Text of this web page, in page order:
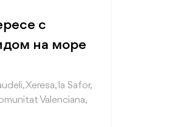
с
на море
Xeresa, la Safor,
Valenciana,